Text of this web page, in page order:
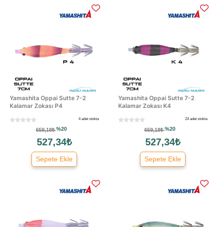
Yamashita Oppai Sutte 7-2
Kalamar Zokası P4
4 adet stokta
659,18₺%20
527,34₺
Sepete Ekle
Yamashita Oppai Sutte 7-2
Kalamar Zokası K4
24 adet stokta
659,18₺%20
527,34₺
Sepete Ekle